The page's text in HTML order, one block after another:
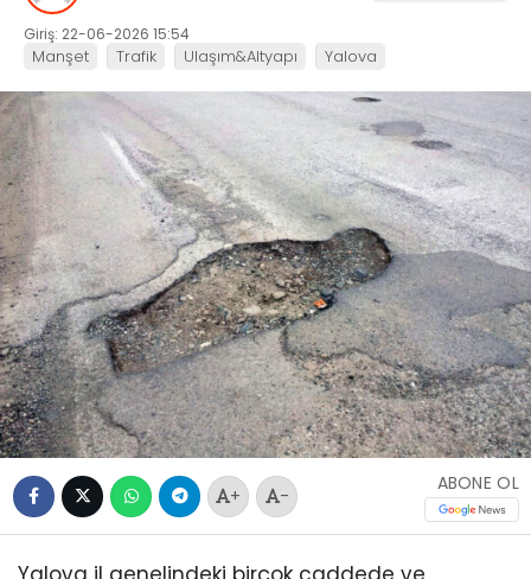
Giriş: 22-06-2026 15:54
Manşet Trafik Ulaşım&Altyapı Yalova
+ -
ABONE OL